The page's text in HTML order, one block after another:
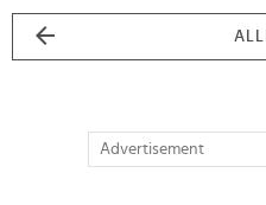
Advertisement